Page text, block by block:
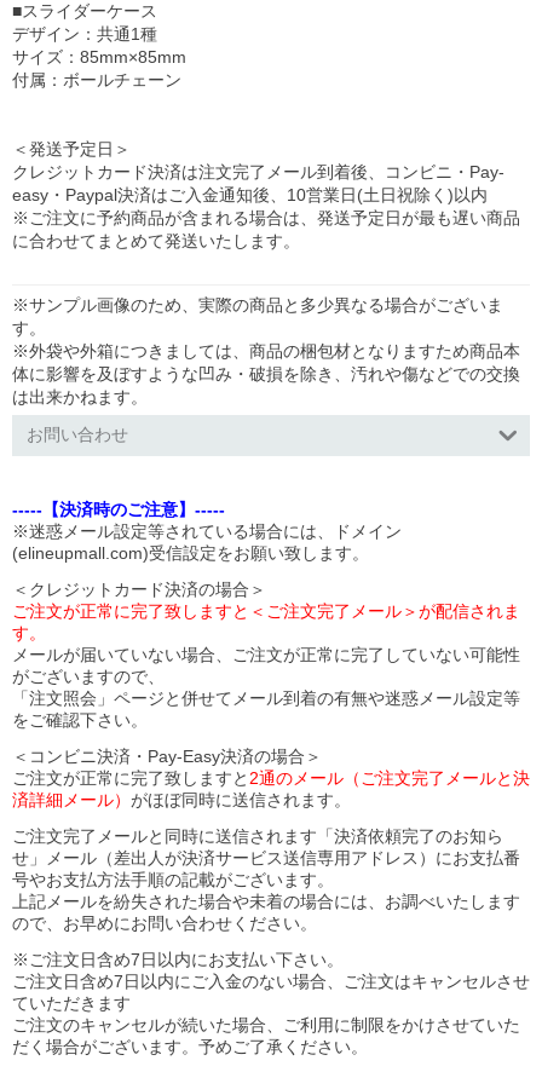
■スライダーケース
デザイン：共通1種
サイズ：85mm×85mm
付属：ボールチェーン
＜発送予定日＞
クレジットカード決済は注文完了メール到着後、コンビニ・Pay-
easy・Paypal決済はご入金通知後、10営業日(土日祝除く)以内
※ご注文に予約商品が含まれる場合は、発送予定日が最も遅い商品
に合わせてまとめて発送いたします。
※サンプル画像のため、実際の商品と多少異なる場合がございま
す。
※外袋や外箱につきましては、商品の梱包材となりますため商品本
体に影響を及ぼすような凹み・破損を除き、汚れや傷などでの交換
は出来かねます。
お問い合わせ
-----【決済時のご注意】-----
※迷惑メール設定等されている場合には、ドメイン
(elineupmall.com)受信設定をお願い致します。
＜クレジットカード決済の場合＞
ご注文が正常に完了致しますと＜ご注文完了メール＞が配信されま
す。
メールが届いていない場合、ご注文が正常に完了していない可能性
がございますので、
「注文照会」ページと併せてメール到着の有無や迷惑メール設定等
をご確認下さい。
＜コンビニ決済・Pay-Easy決済の場合＞
ご注文が正常に完了致しますと 2通のメール（ご注文完了メールと決
済詳細メール） がほぼ同時に送信されます。
ご注文完了メールと同時に送信されます「決済依頼完了のお知ら
せ」メール（差出人が決済サービス送信専用アドレス）にお支払番
号やお支払方法手順の記載がございます。
上記メールを紛失された場合や未着の場合には、お調べいたします
ので、お早めにお問い合わせください。
※ご注文日含め7日以内にお支払い下さい。
ご注文日含め7日以内にご入金のない場合、ご注文はキャンセルさせ
ていただきます
ご注文のキャンセルが続いた場合、ご利用に制限をかけさせていた
だく場合がございます。予めご了承ください。